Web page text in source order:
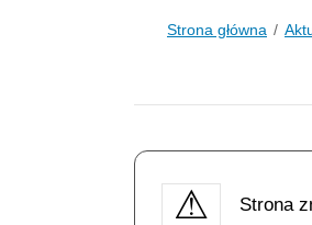
Strona główna
Strona